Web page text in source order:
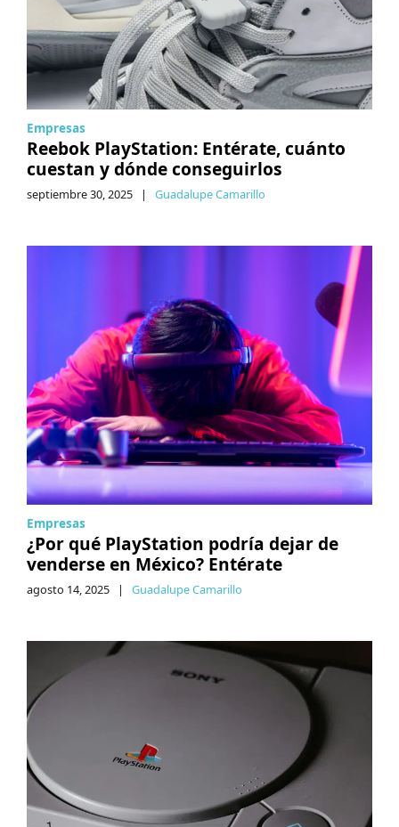
Empresas
Reebok PlayStation: Entérate, cuánto
cuestan y dónde conseguirlos
septiembre 30, 2025 | Guadalupe Camarillo
Empresas
¿Por qué PlayStation podría dejar de
venderse en México? Entérate
agosto 14, 2025 | Guadalupe Camarillo